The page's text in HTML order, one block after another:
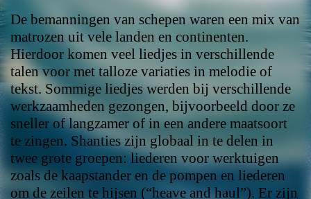
De bemanningen van schepen waren een mix van
matrozen uit vele landen en continenten.
Hierdoor komen veel liedjes in verschillende
talen voor met talloze variaties in melodie of
tekst. Sommige liedjes werden bij verschillende
werkzaamheden gezongen, bijvoorbeeld door ze
sneller of langzamer of in een andere maatsoort
te zingen. Shanties zijn globaal in te delen in
twee grote groepen: liederen voor werktuigen
zoals de kaapstander en de pompen en liederen
om de zeilen te hijsen (“heave and haul”). Er zijn